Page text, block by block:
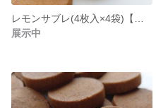
展示中